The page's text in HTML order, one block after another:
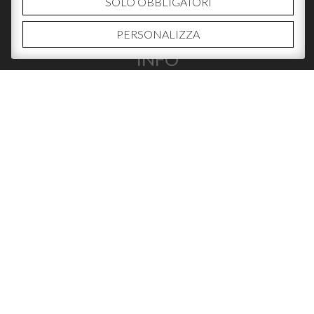
INFO
PERSONALIZZA